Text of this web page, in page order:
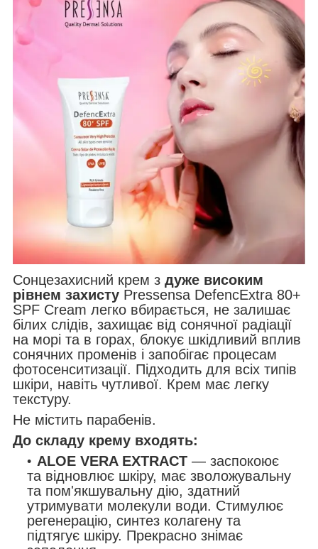
Сонцезахисний крем з дуже високим
рівнем захисту Pressensa DefencExtra 80+
SPF Cream легко вбирається, не залишає
білих слідів, захищає від сонячної радіації
на морі та в горах, блокує шкідливий вплив
сонячних променів і запобігає процесам
фотосенситизації. Підходить для всіх типів
шкіри, навіть чутливої. Крем має легку
текстуру.
Не містить парабенів.
До складу крему входять:
ALOE VERA EXTRACT — заспокоює
та відновлює шкіру, має зволожувальну
та пом'якшувальну дію, здатний
утримувати молекули води. Стимулює
регенерацію, синтез колагену та
підтягує шкіру. Прекрасно знімає